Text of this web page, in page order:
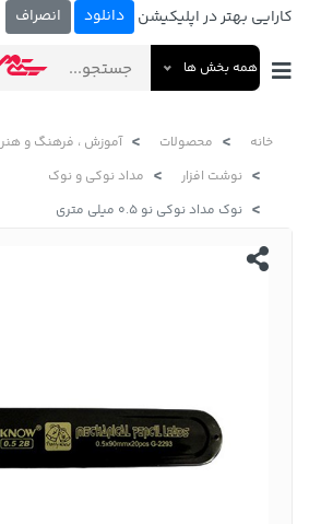
کارایی بهتر در اپلیکیشن دانلود انصراف
همه بخش ها
خانه محصولات آموزش ، فرهنگ و هنر
نوشت افزار
مداد نوکی و نوک
نوک مداد نوکی نو 0.5 میلی متری